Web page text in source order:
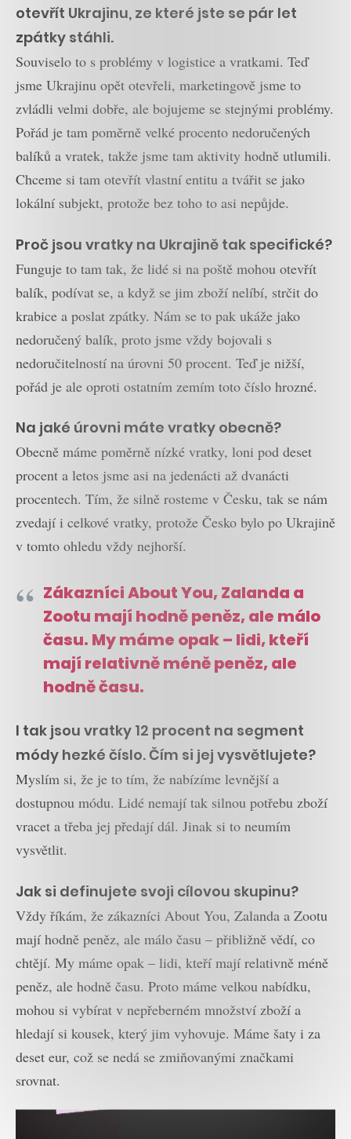
otevřít Ukrajinu, ze které jste se pár let
zpátky stáhli.
Souviselo to s problémy v logistice a vratkami. Teď
jsme Ukrajinu opět otevřeli, marketingově jsme to
zvládli velmi dobře, ale bojujeme se stejnými problémy.
Pořád je tam poměrně velké procento nedoručených
balíků a vratek, takže jsme tam aktivity hodně utlumili.
Chceme si tam otevřít vlastní entitu a tvářit se jako
lokální subjekt, protože bez toho to asi nepůjde.
Proč jsou vratky na Ukrajině tak specifické?
Funguje to tam tak, že lidé si na poště mohou otevřít
balík, podívat se, a když se jim zboží nelíbí, strčit do
krabice a poslat zpátky. Nám se to pak ukáže jako
nedoručený balík, proto jsme vždy bojovali s
nedoručitelností na úrovni 50 procent. Teď je nižší,
pořád je ale oproti ostatním zemím toto číslo hrozné.
Na jaké úrovni máte vratky obecně?
Obecně máme poměrně nízké vratky, loni pod deset
procent a letos jsme asi na jedenácti až dvanácti
procentech. Tím, že silně rosteme v Česku, tak se nám
zvedají i celkové vratky, protože Česko bylo po Ukrajině
v tomto ohledu vždy nejhorší.
Zákazníci About You, Zalanda a
Zootu mají hodně peněz, ale málo
času. My máme opak – lidi, kteří
mají relativně méně peněz, ale
hodně času.
I tak jsou vratky 12 procent na segment
módy hezké číslo. Čím si jej vysvětlujete?
Myslím si, že je to tím, že nabízíme levnější a
dostupnou módu. Lidé nemají tak silnou potřebu zboží
vracet a třeba jej předají dál. Jinak si to neumím
vysvětlit.
Jak si definujete svoji cílovou skupinu?
Vždy říkám, že zákazníci About You, Zalanda a Zootu
mají hodně peněz, ale málo času – přibližně vědí, co
chtějí. My máme opak – lidi, kteří mají relativně méně
peněz, ale hodně času. Proto máme velkou nabídku,
mohou si vybírat v nepřeberném množství zboží a
hledají si kousek, který jim vyhovuje. Máme šaty i za
deset eur, což se nedá se zmiňovanými značkami
srovnat.